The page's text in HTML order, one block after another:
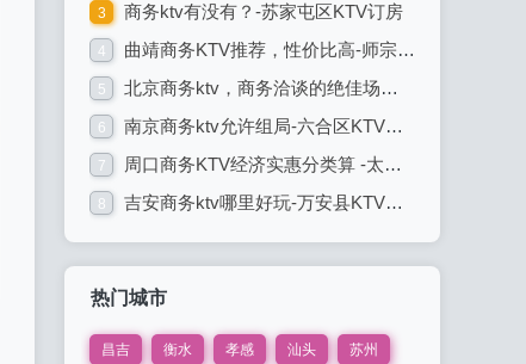
3 商务ktv有没有？-苏家屯区KTV订房
4 曲靖商务KTV推荐，性价比高-师宗县KTV订房
5 北京商务ktv，商务洽谈的绝佳场所-丰台区KTV订房
6 南京商务ktv允许组局-六合区KTV订房
7 周口商务KTV经济实惠分类算 -太康县KTV订房
8 吉安商务ktv哪里好玩-万安县KTV订房
热门城市
昌吉 衡水 孝感 汕头 苏州